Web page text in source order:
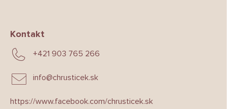
Kontakt
info@chrusticek.sk
+421 903 765 266
https://www.facebook.com/chrusticek.sk